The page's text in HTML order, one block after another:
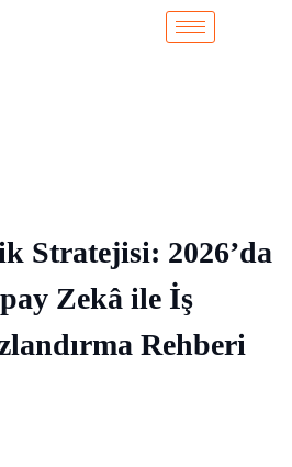
Stratejisi: 2026’da
Zekâ ile İş
Rehberi